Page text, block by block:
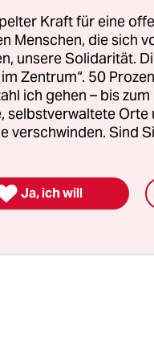
Aman
die seit
zum Islam
später
in London und
Muslime in
Kraft für eine
Menschen, die sich
unsere Solidarität.
Zentrum“. 50
ich gehen – bis
selbstverwaltete
verschwinden. Sind
Ja, ich will